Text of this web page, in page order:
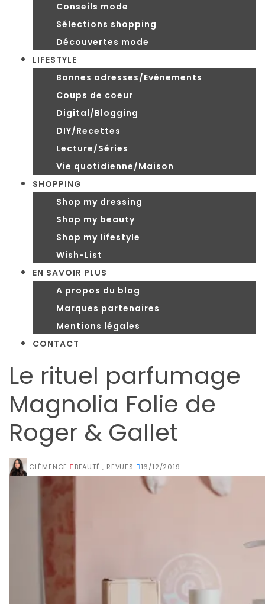
Conseils mode
Sélections shopping
Découvertes mode
LIFESTYLE
Bonnes adresses/Evénements
Coups de coeur
Digital/Blogging
DIY/Recettes
Lecture/Séries
Vie quotidienne/Maison
SHOPPING
Shop my dressing
Shop my beauty
Shop my lifestyle
Wish-List
EN SAVOIR PLUS
A propos du blog
Marques partenaires
Mentions légales
CONTACT
Le rituel parfumage
Magnolia Folie de
Roger & Gallet
CLÉMENCE BEAUTÉ , REVUES 16/12/2019